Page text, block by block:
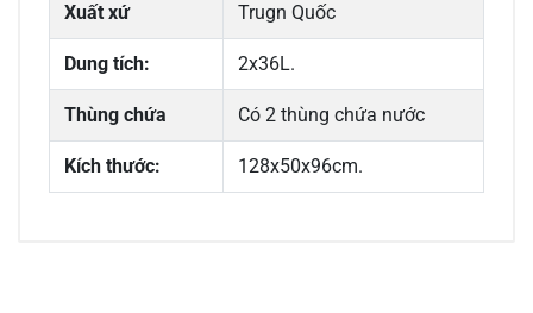
Xuất xứ Trugn Quốc
Dung tích: 2x36L.
Thùng chứa Có 2 thùng chứa nước
Kích thước: 128x50x96cm.